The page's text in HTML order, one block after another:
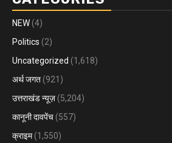
NEW (4)
Politics (2)
Uncategorized (1,618)
अर्थ जगत (921)
उत्तराखंड न्यूज़ (5,204)
कानूनी दावपेंच (557)
क्राइम(1,550)